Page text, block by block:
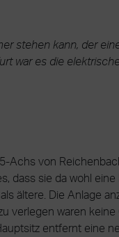
stehen kann, der
war es die
Achs von
dass sie da wohl eine
ältere. Die Anlage
verlegen waren keine
entfernt eine